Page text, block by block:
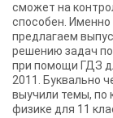
сможет на
способен. Именно
предлагаем
решению задач
при помощи ГДЗ
2011. Буквально
выучили темы, по
физике для 11